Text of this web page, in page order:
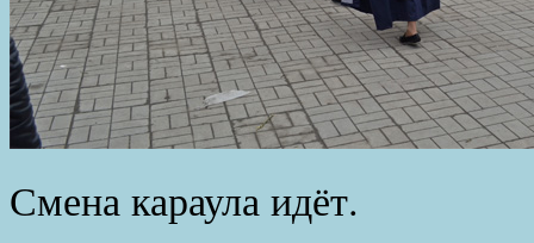
Смена караула идёт.